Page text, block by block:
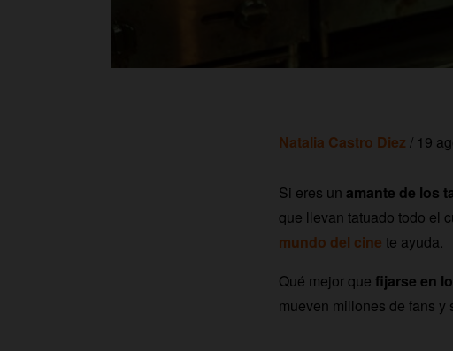
Natalia Castro Diez / 19
Si eres un amante de los
que llevan tatuado todo el
mundo del cine te ayuda.
Qué mejor que fijarse en
mueven millones de fans y